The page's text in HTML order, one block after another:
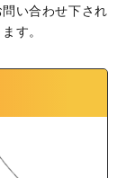
い合わせ下され
す。